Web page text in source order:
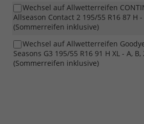
Wechsel auf Allwetterreifen
Allseason Contact 2 195/55 R16 87 H -
(Sommerreifen inklusive)
Wechsel auf Allwetterreifen
Seasons G3 195/55 R16 91 H XL - A, B,
(Sommerreifen inklusive)